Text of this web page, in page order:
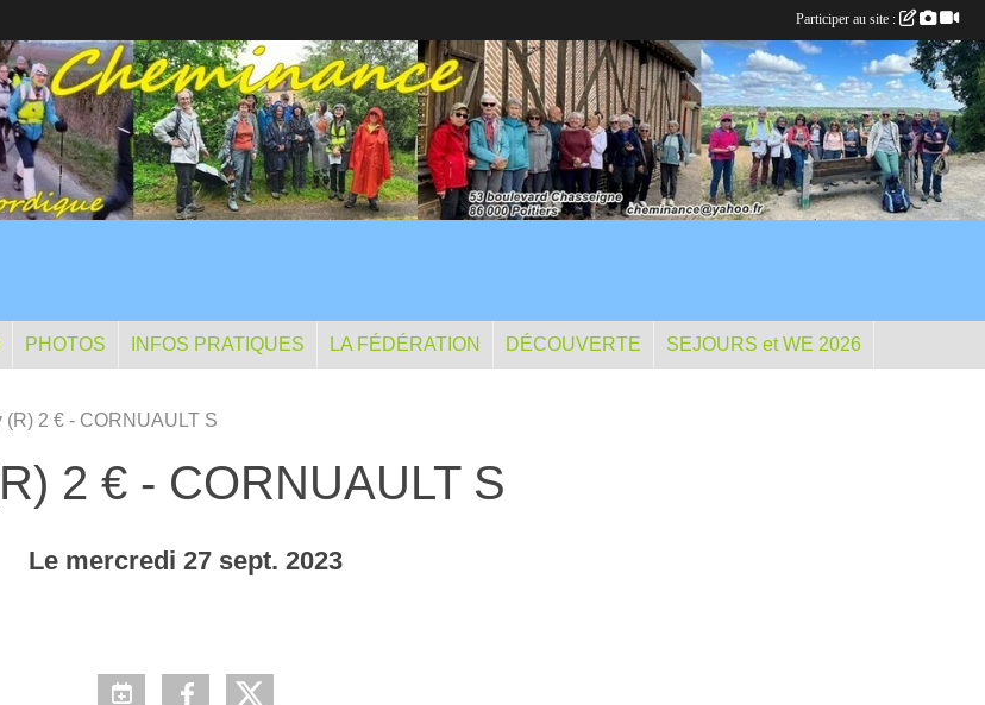
PHOTOS INFOS PRATIQUES LA FÉDÉRATION DÉCOUVERTE SEJOURS et WE 2026
2 € - CORNUAULT S
2 € - CORNUAULT S
Le mercredi 27 sept. 2023
Participer au site :